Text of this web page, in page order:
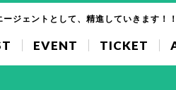
ジェントとして、精進していきます！！
EVENT TICKET